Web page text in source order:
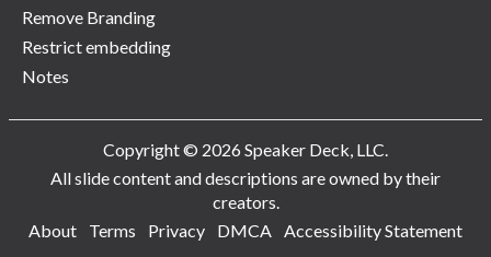
Remove Branding
Restrict embedding
Notes
Copyright © 2026 Speaker Deck, LLC.
All slide content and descriptions are owned by their
creators.
About
Terms Privacy DMCA Accessibility Statement